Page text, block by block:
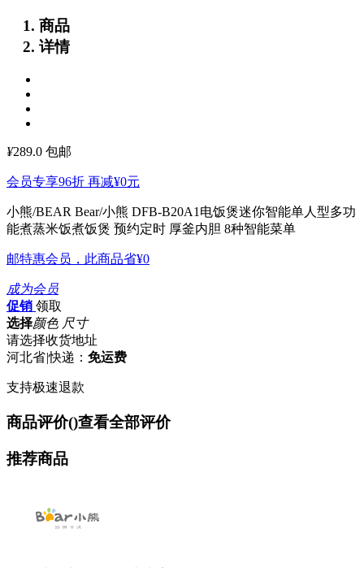
商品
详情
¥289.0 包邮
会员专享96折 再减¥0元
小熊/BEAR Bear/小熊 DFB-B20A1电饭煲迷你智能单人型多功
能煮蒸米饭煮饭煲 预约定时 厚釜内胆 8种智能菜单
邮特惠会员，此商品省¥0
成为会员
促销 领取
选择颜色 尺寸
请选择收货地址
河北省|快递： 免运费
支持极速退款
商品评价()查看全部评价
推荐商品